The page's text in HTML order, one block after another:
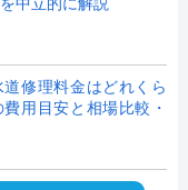
修理料金はどれくら
用目安と相場比較・